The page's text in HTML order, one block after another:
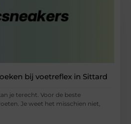
bij voetreflex in Sittard
je terecht. Voor de beste
Je weet het misschien niet,